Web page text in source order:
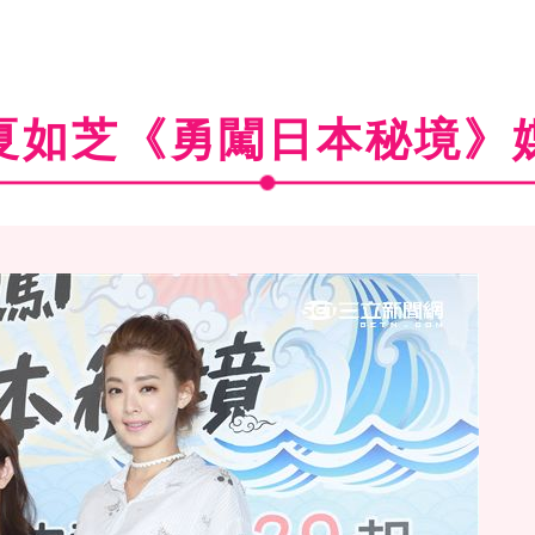
如芝《勇闖日本秘境》